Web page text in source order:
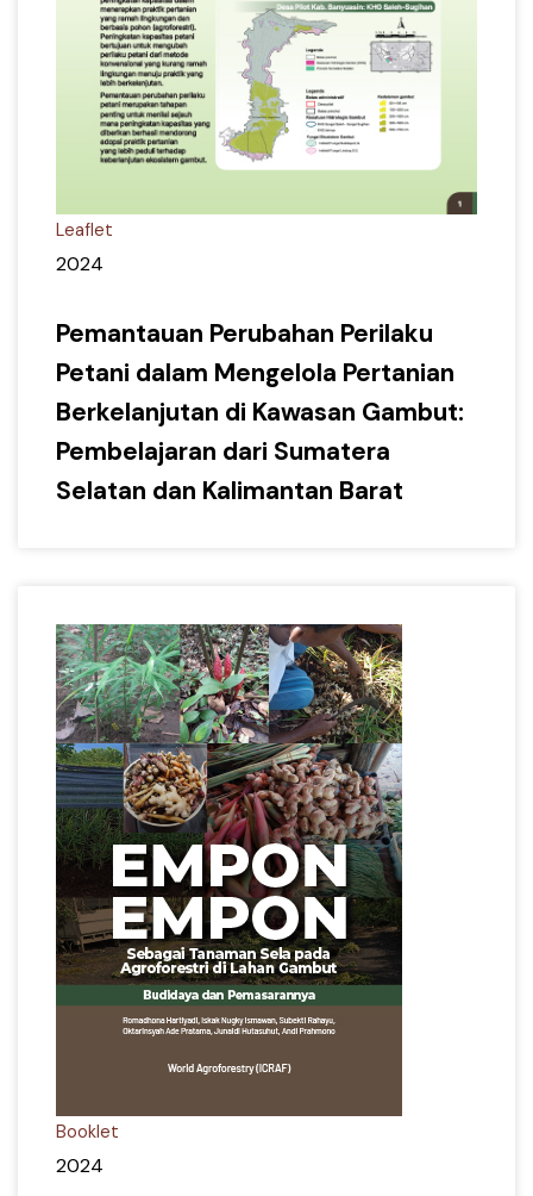
Leaflet
2024
Pemantauan Perubahan Perilaku
Petani dalam Mengelola Pertanian
Berkelanjutan di Kawasan Gambut:
Pembelajaran dari Sumatera
Selatan dan Kalimantan Barat
Booklet
2024